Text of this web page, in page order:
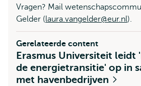
extern
Vragen? Mail
Gelder (laura.vangelder@eur.nl).
Gerelateerde content
Erasmus Universiteit leidt
de energietransitie' op in
met havenbedrijven